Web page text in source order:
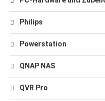
Philips
Powerstation
QNAP NAS
QVR Pro